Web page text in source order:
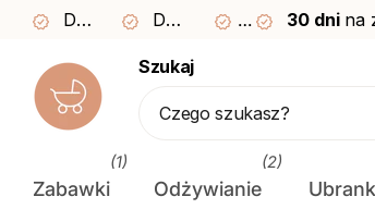
Dostawa pewna w 3–4 dni
Darmowa dostawa od 249 zł 30 dnina
30 dni na
Szukaj
Zabawki
(1)
Odżywianie
(2)